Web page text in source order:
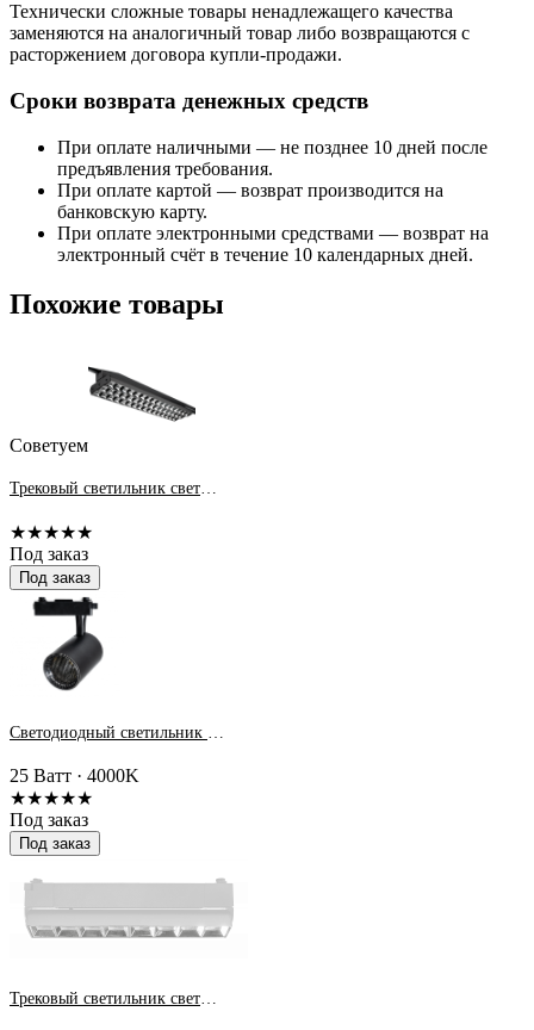
Технически сложные товары ненадлежащего качества
заменяются на аналогичный товар либо возвращаются с
расторжением договора купли-продажи.
Сроки возврата денежных средств
При оплате наличными — не позднее 10 дней после
предъявления требования.
При оплате картой — возврат производится на
банковскую карту.
При оплате электронными средствами — возврат на
электронный счёт в течение 10 календарных дней.
Похожие товары
Советуем
Трековый светильник светодиодный PTR 2296R 13S 96w 4000K 60° BL (черный) 540мм IP40 Jazzway
★★★★★
Под заказ
Под заказ
Светодиодный светильник PTR 1325 25w 4000K 24° BL (черный) IP40 JazzWay
25 Ватт · 4000K
★★★★★
Под заказ
Под заказ